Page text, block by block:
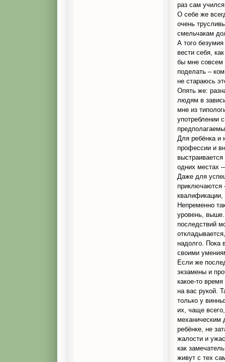
раз сам
О себе же
очень
смельчакам
А того
вести себя,
бы мне совсем
поделать –
не стараюсь
Опять же:
людям в
мне из
употреблении
Для ребёнка и
профессии и
одних местах
Даже для
приключаются
квалификации,
Непременно
уровень,
последствий
надолго. Пока
своими
Если же
экзамены и
какое-то
на вас рукой.
только у
их, чаще
механическим
ребёнке, не
жалости и
как
живут с тех